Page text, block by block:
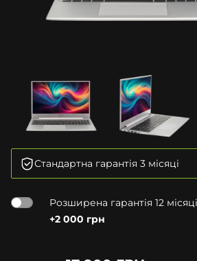
Стандартна гарантія 3 місяці
Розширена гарантія 12
+2 000 грн